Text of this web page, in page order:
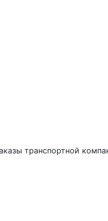
транспортной